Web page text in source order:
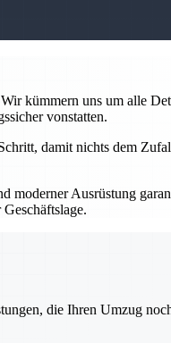
kümmern uns um alle
vonstatten.
damit nichts dem
moderner Ausrüstung
die Ihren Umzug